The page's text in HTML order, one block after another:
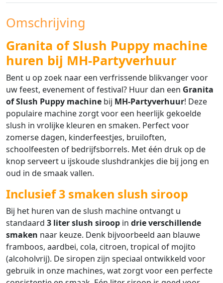
Omschrijving
Granita of Slush Puppy machine
huren bij MH-Partyverhuur
Bent u op zoek naar een verfrissende blikvanger voor
uw feest, evenement of festival? Huur dan een Granita
of Slush Puppy machine bij MH-Partyverhuur! Deze
populaire machine zorgt voor een heerlijk gekoelde
slush in vrolijke kleuren en smaken. Perfect voor
zomerse dagen, kinderfeestjes, bruiloften,
schoolfeesten of bedrijfsborrels. Met één druk op de
knop serveert u ijskoude slushdrankjes die bij jong en
oud in de smaak vallen.
Inclusief 3 smaken slush siroop
Bij het huren van de slush machine ontvangt u
standaard 3 liter slush siroop in drie verschillende
smaken naar keuze. Denk bijvoorbeeld aan blauwe
framboos, aardbei, cola, citroen, tropical of mojito
(alcoholvrij). De siropen zijn speciaal ontwikkeld voor
gebruik in onze machines, wat zorgt voor een perfecte